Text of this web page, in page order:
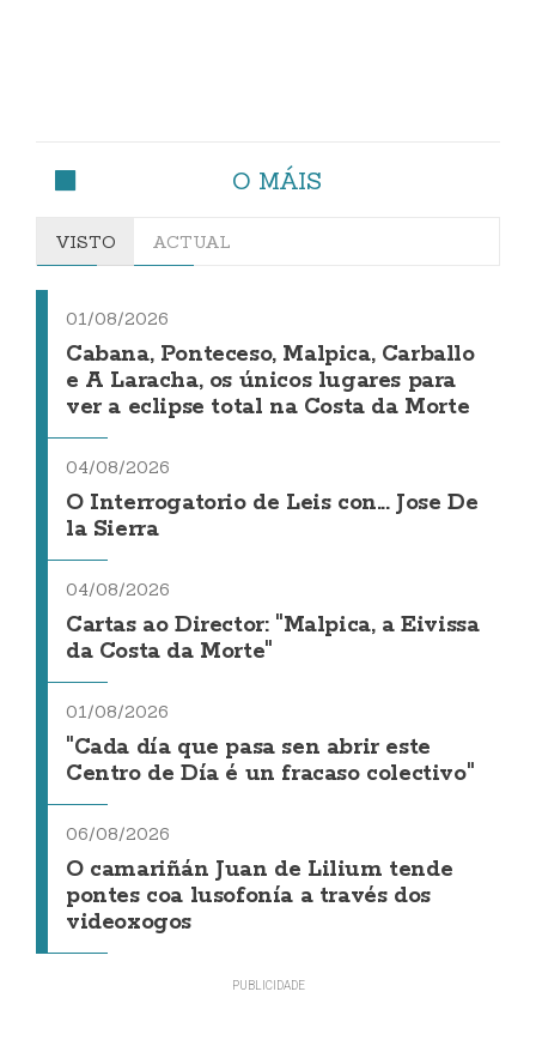
O MÁIS
VISTO ACTUAL
01/08/2026
Cabana, Ponteceso, Malpica, Carballo
e A Laracha, os únicos lugares para
ver a eclipse total na Costa da Morte
04/08/2026
O Interrogatorio de Leis con... Jose De
la Sierra
04/08/2026
Cartas ao Director: "Malpica, a Eivissa
da Costa da Morte"
01/08/2026
"Cada día que pasa sen abrir este
Centro de Día é un fracaso colectivo"
06/08/2026
O camariñán Juan de Lilium tende
pontes coa lusofonía a través dos
videoxogos